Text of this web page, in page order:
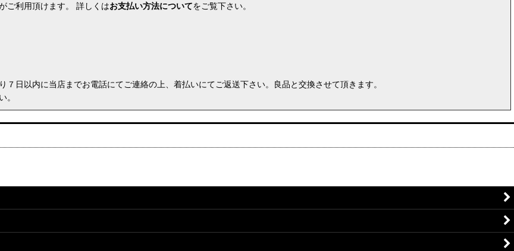
ご利用頂けます。 詳しくはお支払い方法についてをご覧下さい。
日以内に当店までお電話にてご連絡の上、着払いにてご返送下さい。良品と交換させて頂きます。
。